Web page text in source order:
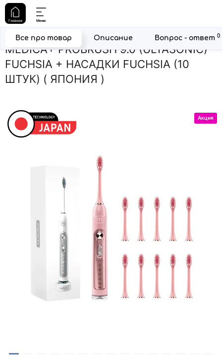
Главная Меню
Главная Техника для чистки зубов
УЛЬТРАЗВУКОВАЯ ЗУБНАЯ ЩЕТКА
MEDICA+ PROBRUSH 9.0 (ULTASONIC)
FUCHSIA + НАСАДКИ FUCHSIA (10
ШТУК) ( ЯПОНИЯ )
Все про товар Описание Вопрос - ответ 0
Акция